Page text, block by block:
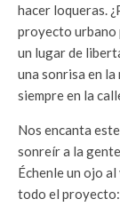
hacer loqueras.
proyecto urbano
un lugar de
una sonrisa en la
siempre en la
Nos encanta
sonreír a la
Échenle un ojo
todo el proyecto: